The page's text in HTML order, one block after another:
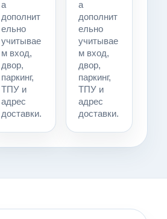
а
дополнит
ельно
учитывае
м вход,
двор,
паркинг,
ТПУ и
адрес
доставки.
а
дополнит
ельно
учитывае
м вход,
двор,
паркинг,
ТПУ и
адрес
доставки.